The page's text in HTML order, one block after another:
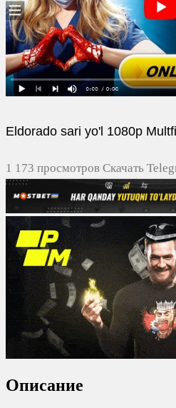
Eldorado sari yo'l 1080p
1 173 просмотров Скачать
yuklash
Описание